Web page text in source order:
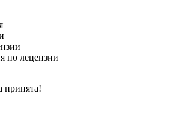
по лецензии
принята!